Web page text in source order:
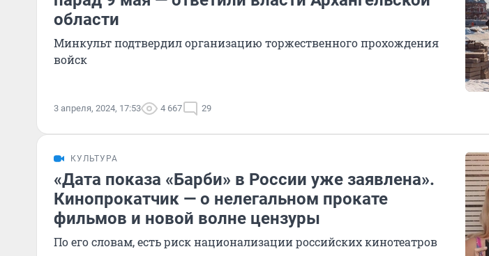
области
Минкульт подтвердил организацию торжественного прохождения
войск
3 апреля, 2024, 17:53 4 667 29
КУЛЬТУРА
«Дата показа «Барби» в России уже заявлена».
Кинопрокатчик — о нелегальном прокате
фильмов и новой волне цензуры
По его словам, есть риск национализации российских кинотеатров